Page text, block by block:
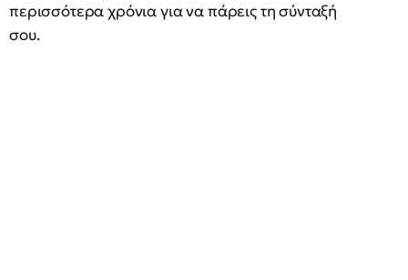
περισσότερα χρόνια για να πάρεις τη σύνταξή
σου.